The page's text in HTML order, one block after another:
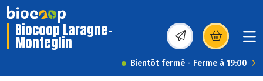
Biocoop Laragne-
Monteglin (s’ouvre dans une
Bientôt fermé - Ferme à 19:00